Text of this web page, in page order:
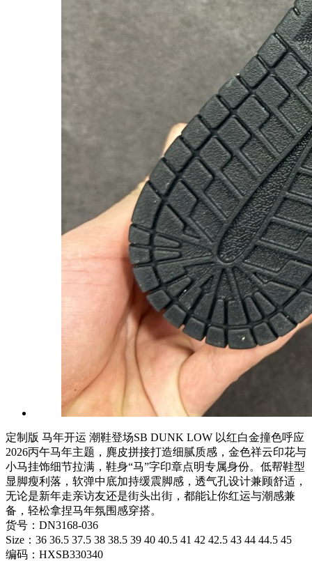
定制版 马年开运 潮鞋登场SB DUNK LOW 以红白金撞色呼应
2026丙午马年主题，麂皮拼接打造细腻质感，金色祥云印花与
小马挂饰细节拉满，鞋身“马”字印章点明专属身份。低帮鞋型
显脚瘦利落，软弹中底加持缓震脚感，透气孔设计兼顾舒适，
无论是新年走亲访友还是街头出街，都能让你红运与潮感兼
备，轻松拿捏马年氛围感穿搭。
货号：DN3168-036
Size：36 36.5 37.5 38 38.5 39 40 40.5 41 42 42.5 43 44 44.5 45
编码：HXSB330340